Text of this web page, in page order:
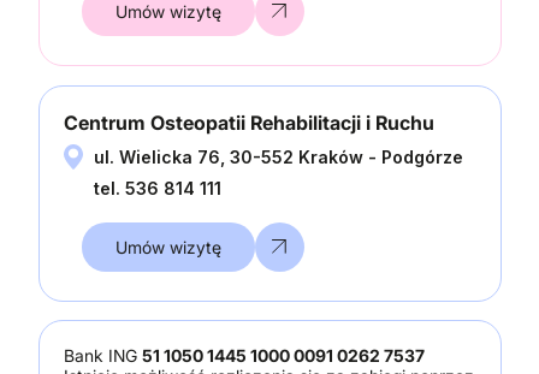
Umów wizytę
Centrum Osteopatii Rehabilitacji i Ruchu
ul. Wielicka 76, 30-552 Kraków - Podgórze
tel. 536 814 111
Umów wizytę
Bank ING 51 1050 1445 1000 0091 0262 7537